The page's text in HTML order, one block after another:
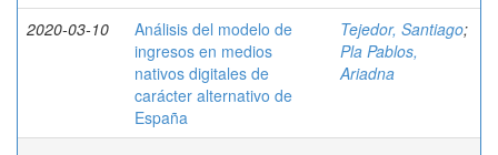
2020-03-10
Análisis del modelo de
ingresos en medios
nativos digitales de
carácter alternativo de
España
Tejedor, Santiago;
Pla Pablos,
Ariadna